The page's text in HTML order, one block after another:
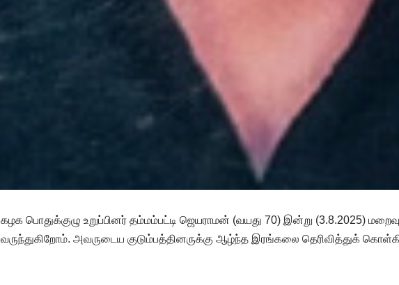
கழக பொதுக்குழு உறுப்பினர் தம்மம்பட்டி ஜெயராமன் (வயது 70) இன்று (3.8.2025)
வருந்துகிறோம். அவருடைய குடும்பத்தினருக்கு ஆழ்ந்த இரங்கலை தெரிவித்துக்